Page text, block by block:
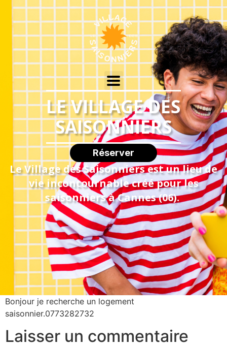
LE VILLAGE DES
SAISONNIERS
Réserver
Le Village des Saisonniers est un lieu de
vie incontournable créé pour les
saisonniers à Cannes (06).
Bonjour je recherche un logement
saisonnier.0773282732
Laisser un commentaire